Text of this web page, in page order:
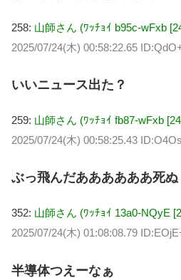
258: 山師さん (ﾜｯﾁｮｲ b95c-wFxb
2025/07/24(木) 00:58:22.65
いいニュース出た？
259: 山師さん (ﾜｯﾁｮｲ fb87-wFxb
2025/07/24(木) 00:58:25.43
ぶっ飛んだああああああ死ぬ
352: 山師さん (ﾜｯﾁｮｲ 13a0-NQyE
2025/07/24(木) 01:08:08.79
半導体つえーなぁ